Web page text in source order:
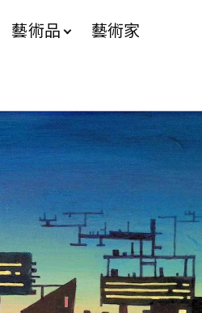
藝術品 藝術家